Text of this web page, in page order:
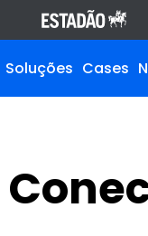
Soluções Cases